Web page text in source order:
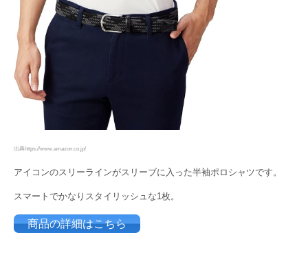
出典https://www.amazon.co.jp/
アイコンのスリーラインがスリーブに入った半袖ポロシャツです。
スマートでかなりスタイリッシュな1枚。
商品の詳細はこちら